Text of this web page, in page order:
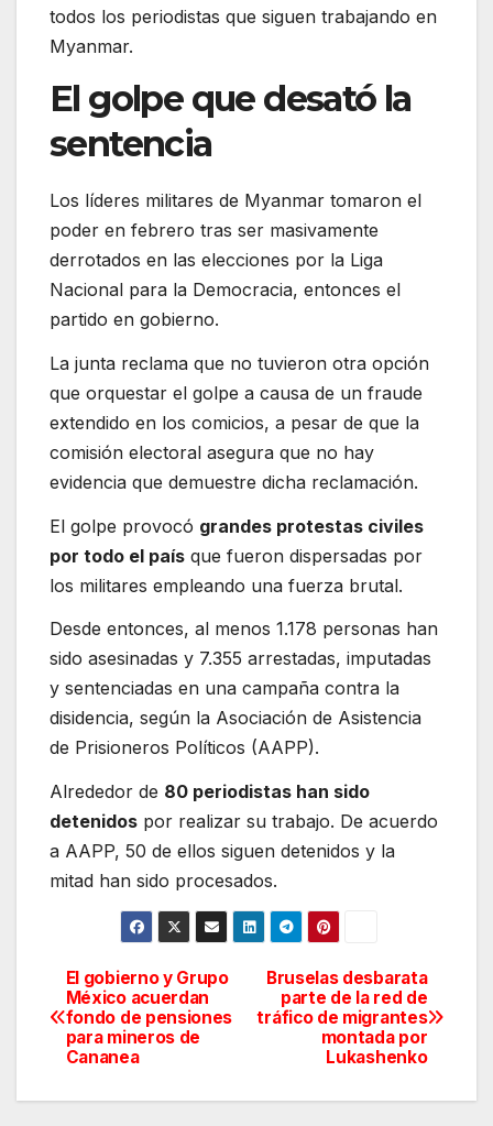
todos los periodistas que siguen trabajando en
Myanmar.
El golpe que desató la
sentencia
Los líderes militares de Myanmar tomaron el
poder en febrero tras ser masivamente
derrotados en las elecciones por la Liga
Nacional para la Democracia, entonces el
partido en gobierno.
La junta reclama que no tuvieron otra opción
que orquestar el golpe a causa de un fraude
extendido en los comicios, a pesar de que la
comisión electoral asegura que no hay
evidencia que demuestre dicha reclamación.
El golpe provocó grandes protestas civiles
por todo el país que fueron dispersadas por
los militares empleando una fuerza brutal.
Desde entonces, al menos 1.178 personas han
sido asesinadas y 7.355 arrestadas, imputadas
y sentenciadas en una campaña contra la
disidencia, según la Asociación de Asistencia
de Prisioneros Políticos (AAPP).
Alrededor de 80 periodistas han sido
detenidos por realizar su trabajo. De acuerdo
a AAPP, 50 de ellos siguen detenidos y la
mitad han sido procesados.
Navegación
de
Bruselas desbarata
parte de la red de
tráfico de migrantes
montada por
Lukashenko
El gobierno y Grupo
México acuerdan
fondo de pensiones
para mineros de
Cananea